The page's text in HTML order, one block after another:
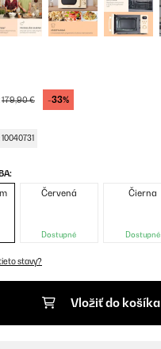
179,90 € -33%
Červená
Dostupné
Čierna
Dostupné
stavy?
Vložiť do košíka